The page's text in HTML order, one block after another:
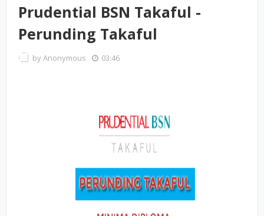
Prudential BSN Takaful -
Perunding Takaful
byAnonymous 03:46